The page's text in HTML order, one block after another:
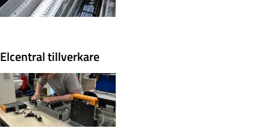
Elcentral tillverkare